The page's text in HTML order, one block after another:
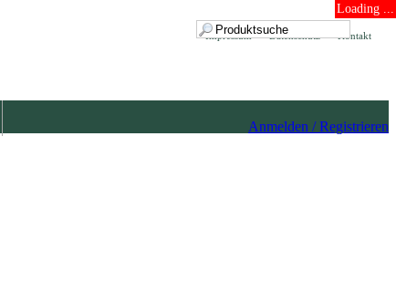
Loading ...
Kontakt
Datenschutz
Impressum
Anmelden / Registrieren